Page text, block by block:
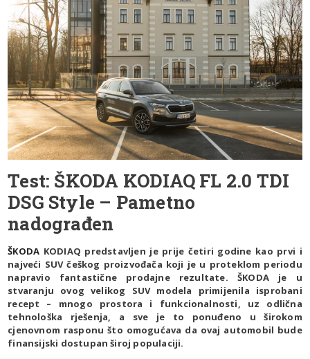
Test: ŠKODA KODIAQ FL 2.0 TDI
DSG Style – Pametno
nadograđen
ŠKODA KODIAQ predstavljen je prije četiri godine kao prvi i
najveći SUV češkog proizvođača koji je u proteklom periodu
napravio fantastične prodajne rezultate. ŠKODA je u
stvaranju ovog velikog SUV modela primijenila isprobani
recept – mnogo prostora i funkcionalnosti, uz odlična
tehnološka rješenja, a sve je to ponuđeno u širokom
cjenovnom rasponu što omogućava da ovaj automobil bude
finansijski dostupan široj populaciji.